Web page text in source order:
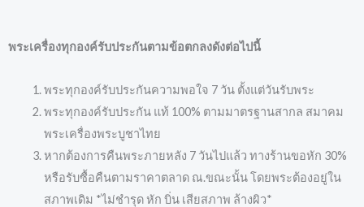
พระเครื่องทุกองค์รับประกันตามข้อตกลงดังต่อไปนี้
พระทุกองค์รับประกันความพอใจ 7 วัน ตั้งแต่วันรับพระ
พระทุกองค์รับประกัน แท้ 100% ตามมาตรฐานสากล สมาคม
พระเครื่องพระบูชาไทย
หากต้องการคืนพระภายหลัง 7 วันไปแล้ว ทางร้านขอหัก 30%
หรือรับซื้อคืนตามราคาตลาด ณ.ขณะนั้น โดยพระต้องอยู่ใน
สภาพเดิม *ไม่ชำรุด หัก บิ่น เสียสภาพ ล้างผิว*